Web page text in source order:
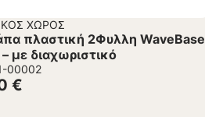
ΧΏΡΟΣ
πλαστική 2Φυλλη WaveBase
με διαχωριστικό
00002
€